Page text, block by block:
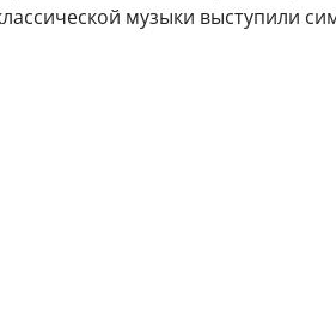
музыки выступили